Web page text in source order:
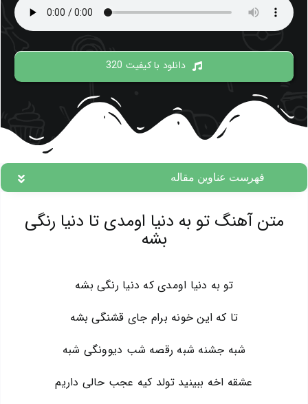
دانلود با کیفیت 320
فهرست عناوین مقاله
متن آهنگ تو به دنیا اومدی تا دنیا رنگی
بشه
تو به دنیا اومدی که دنیا رنگی بشه
تا که این خونه برام جای قشنگی بشه
شبه جشنه شبه رقصه شب دیوونگی شبه
عشقه اخه ببینید تولد کیه عجب حالی داریم